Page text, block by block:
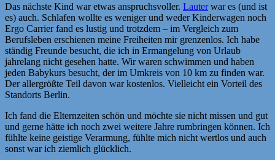
Das nächste Kind war etwas anspruchsvoller. Lauterwar es (und ist
es) auch. Schlafen wollte es weniger und weder Kinderwagen noch
Ergo Carrier fand es lustig und trotzdem – im Vergleich zum
Berufsleben erschienen meine Freiheiten mir grenzenlos. Ich habe
ständig Freunde besucht, die ich in Ermangelung von Urlaub
jahrelang nicht gesehen hatte. Wir waren schwimmen und haben
jeden Babykurs besucht, der im Umkreis von 10 km zu finden war.
Der allergrößte Teil davon war kostenlos. Vielleicht ein Vorteil des
Standorts Berlin.
Ich fand die Elternzeiten schön und möchte sie nicht missen und gut
und gerne hätte ich noch zwei weitere Jahre rumbringen können. Ich
fühlte keine geistige Verarmung, fühlte mich nicht wertlos und auch
sonst war ich ziemlich glücklich.